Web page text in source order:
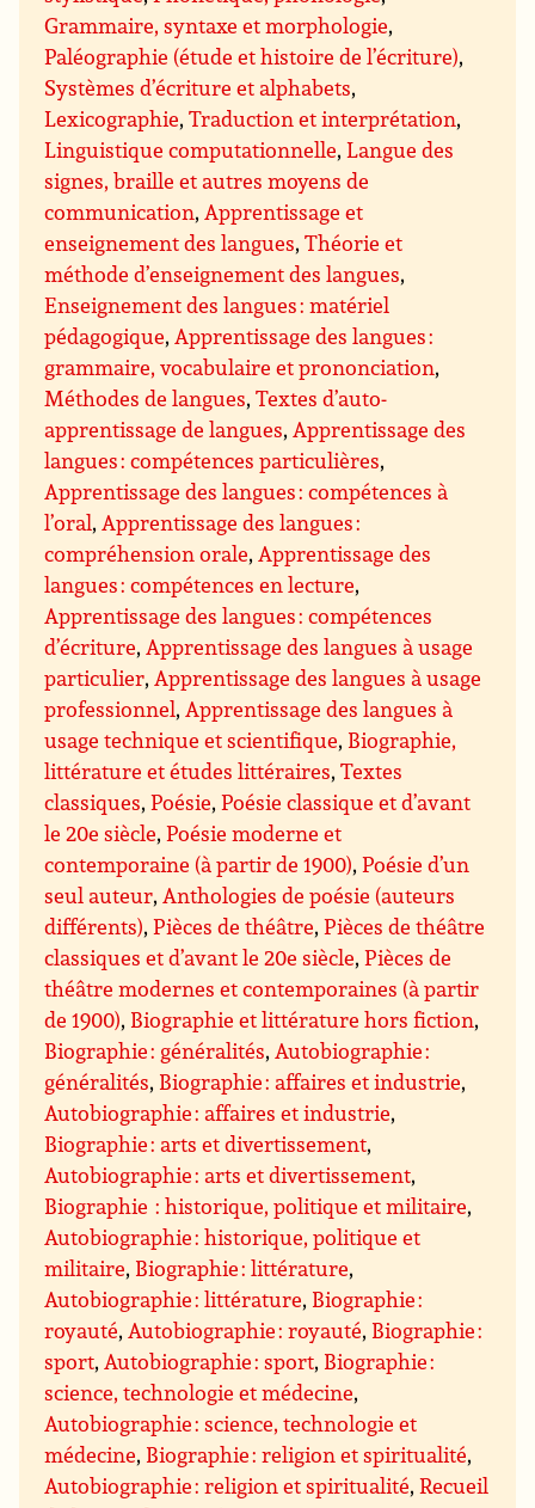
Grammaire, syntaxe et morphologie,
Paléographie (étude et histoire de l’écriture),
Systèmes d’écriture et alphabets,
Lexicographie,Traduction et interprétation,
Linguistique computationnelle,Langue des
signes, braille et autres moyens de
communication,Apprentissage et
enseignement des langues,Théorie et
méthode d’enseignement des langues,
Enseignement des langues : matériel
pédagogique,Apprentissage des langues :
grammaire, vocabulaire et prononciation,
Méthodes de langues,Textes d’auto-
apprentissage de langues,Apprentissage des
langues : compétences particulières,
Apprentissage des langues : compétences à
l’oral,Apprentissage des langues :
compréhension orale,Apprentissage des
langues : compétences en lecture,
Apprentissage des langues : compétences
d’écriture,Apprentissage des langues à usage
particulier,Apprentissage des langues à usage
professionnel,Apprentissage des langues à
usage technique et scientifique, Biographie,
littérature et études littéraires,Textes
classiques,Poésie,Poésie classique et d’avant
le 20e siècle,Poésie moderne et
contemporaine (à partir de 1900),Poésie d’un
seul auteur,Anthologies de poésie (auteurs
différents),Pièces de théâtre,Pièces de théâtre
classiques et d’avant le 20e siècle,Pièces de
théâtre modernes et contemporaines (à partir
de 1900), Biographie et littérature hors fiction,
Biographie : généralités,Autobiographie :
généralités, Biographie : affaires et industrie,
Autobiographie : affaires et industrie,
Biographie : arts et divertissement,
Autobiographie : arts et divertissement,
Biographie : historique, politique et militaire,
Autobiographie : historique, politique et
militaire, Biographie : littérature,
Autobiographie : littérature, Biographie :
royauté,Autobiographie : royauté, Biographie :
sport,Autobiographie : sport, Biographie :
science, technologie et médecine,
Autobiographie : science, technologie et
médecine, Biographie : religion et spiritualité,
Autobiographie : religion et spiritualité,Recueil